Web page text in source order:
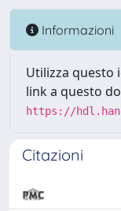
Informazioni
Utilizza questo
link a questo
https://
Citazioni